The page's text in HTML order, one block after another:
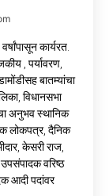
कार्यरत.
, पर्यावरण,
बातम्यांचा
विधानसभा
अनुभव स्थानिक
लोकपत्र, दैनिक
केसरी राज,
वरिष्ठ
आदी पदांवर